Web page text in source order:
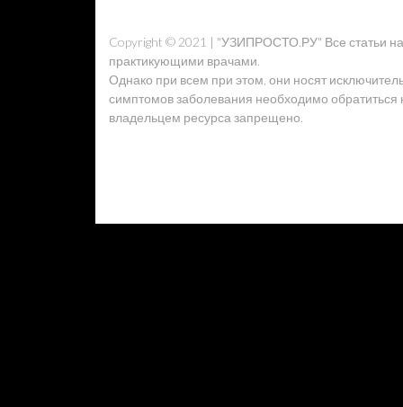
Copyright © 2021 | "УЗИПРОСТО.РУ" Все статьи
практикующими врачами.
Однако при всем при этом, они носят
симптомов заболевания необходимо обратиться
владельцем ресурса запрещено.